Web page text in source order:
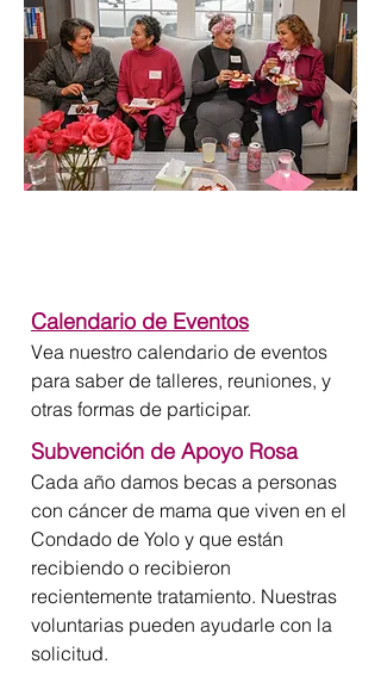
Calendario de Eventos
Vea nuestro calendario de eventos
para saber de talleres, reuniones, y
otras formas de participar.
Subvención de Apoyo Rosa
Cada año damos becas a personas
con cáncer de mama que viven en el
Condado de Yolo y que están
recibiendo o recibieron
recientemente tratamiento. Nuestras
voluntarias pueden ayudarle con la
solicitud.